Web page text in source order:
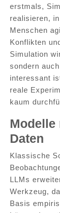
erstmals,
realisieren,
Menschen
Konflikten
Simulation
sondern
interessant
reale
kaum
Modelle
Daten
Klassische
LLMs
Werkzeug,
Basis